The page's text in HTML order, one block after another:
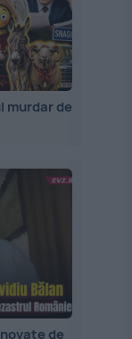
murdar de
de